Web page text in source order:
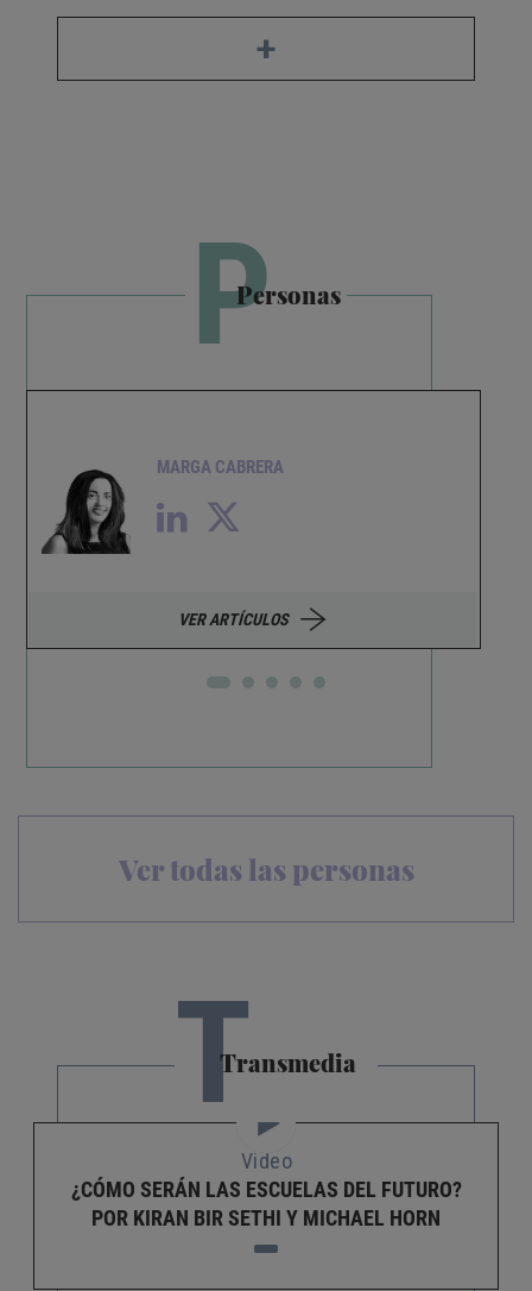
+
PPersonas
MARGA CABRERA
VER ARTÍCULOS
Ver todas las personas
TTransmedia
Video
¿CÓMO SERÁN LAS ESCUELAS DEL FUTURO?
POR KIRAN BIR SETHI Y MICHAEL HORN